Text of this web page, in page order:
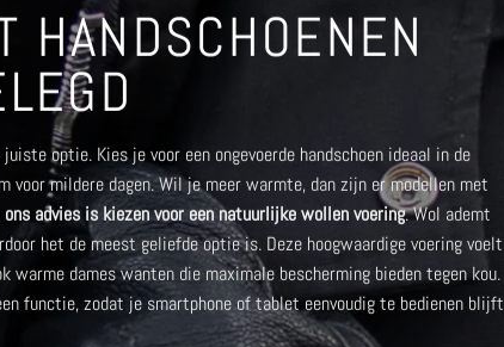
HANDSCHOENEN
optie. Kies je voor een ongevoerde handschoen ideaal in de
mildere dagen. Wil je meer warmte, dan zijn er modellen met
ons advies is kiezen voor een natuurlijke wollen voering. Wol ademt
het de meest geliefde optie is. Deze hoogwaardige voering voelt
warme dames wanten die maximale bescherming bieden tegen kou.
functie, zodat je smartphone of tablet eenvoudig te bedienen blijft